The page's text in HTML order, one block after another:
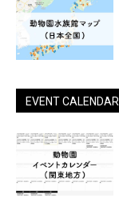
EVENT CALENDAR